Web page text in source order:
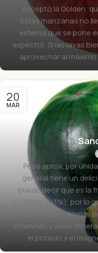
excepto la Golden,
Estas manzanas no
externa que se pone
aspecto). Si las lavas
aprovechar al
20
MAR
Peso aprox. por
general tiene un
puede decir que es la
contiene (93%), por lo
apenas 20 calorías
vitaminas y sales
el potasio y el